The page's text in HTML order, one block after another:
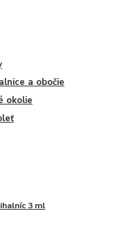
a obočie
okolie
3 ml